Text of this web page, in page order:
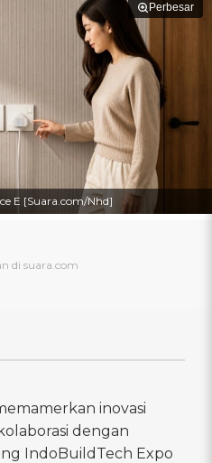
Perbesar
E [Suara.com/Nhd]
inovasi
dengan
IndoBuildTech Expo